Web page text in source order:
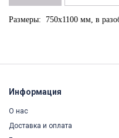
Размеры: 750х1100 мм, в
Информация
О нас
Доставка и оплата